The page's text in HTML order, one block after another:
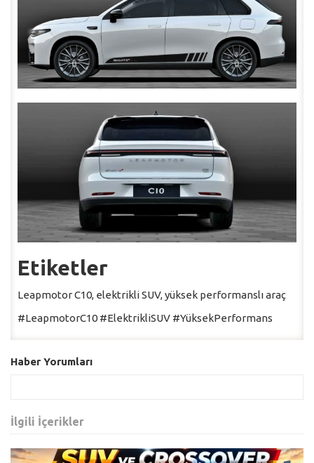
Etiketler
Leapmotor C10, elektrikli SUV, yüksek performanslı araç
#LeapmotorC10 #ElektrikliSUV #YüksekPerformans
Haber Yorumları
İlgili İçerikler